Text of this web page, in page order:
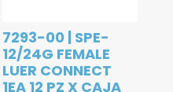
7293-00 | SPE-
12/24G FEMALE
LUER CONNECT
1EA 12 PZ X CAJA